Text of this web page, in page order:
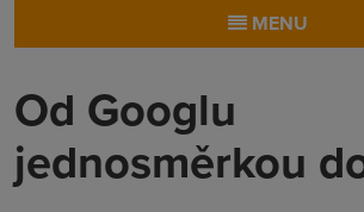
MENU
Od Googlu
jednosměrkou